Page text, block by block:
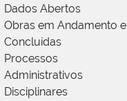
Dados Abertos
Obras em Andamento e
Concluídas
Processos
Administrativos
Disciplinares